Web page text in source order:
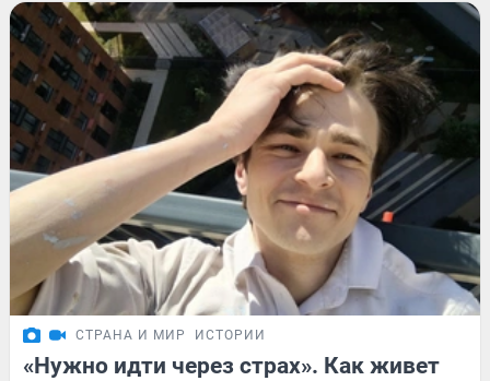
СТРАНА И МИР ИСТОРИИ
«Нужно идти через страх». Как живет